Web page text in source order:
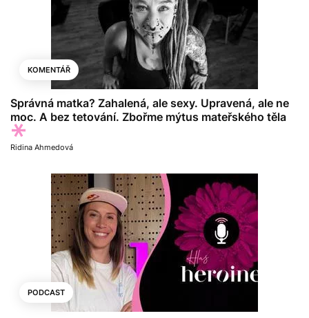
KOMENTÁŘ
Správná matka? Zahalená, ale sexy. Upravená, ale ne
moc. A bez tetování. Zbořme mýtus mateřského těla
Ridina Ahmedová
PODCAST